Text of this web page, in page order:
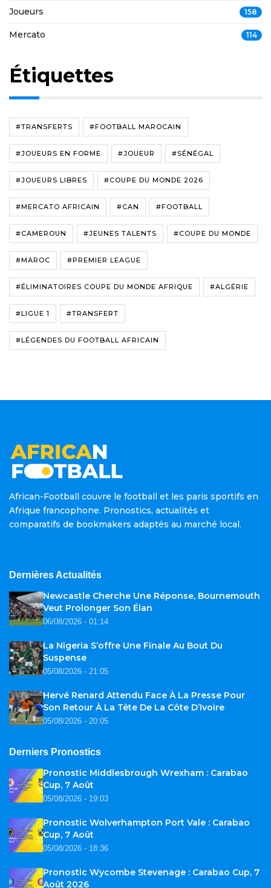
Joueurs 158
Mercato 114
Étiquettes
#TRANSFERTS #FOOTBALL MAROCAIN
#JOUEURS EN FORME #JOUEUR #SÉNÉGAL
#JOUEURS LIBRES #COUPE DU MONDE 2026
#MERCATO AFRICAIN #CAN #FOOTBALL
#CAMEROUN #JEUNES TALENTS #COUPE DU MONDE
#MAROC #PREMIER LEAGUE
#ÉLIMINATOIRES COUPE DU MONDE AFRIQUE #ALGÉRIE
#LIGUE 1 #TRANSFERT
#LÉGENDES DU FOOTBALL AFRICAIN
African-Football couvre le football et les paris sportifs en
Afrique francophone. Pronostics, actualités et
comparatifs de bookmakers adaptés au marché local.
Dernières Actualités
Newcastle Cherche Une Réponse, Bournemouth
Veut Prolonger Son Élan
06/08/2026 - 01:14
La Nigeria S’offre Une Finale Au Bout Du
Suspense
05/08/2026 - 21:05
Hervé Renard Attendu Face À La Presse Pour
Son Retour À La Tête De La Côte D’Ivoire
05/08/2026 - 20:05
Derniers Pronostics
Pronostic Middlesbrough Wrexham : Carabao
Cup, 7 Août
05/08/2026 - 19:03
Pronostic Wolverhampton Port Vale : Carabao
Cup, 7 Août
05/08/2026 - 18:36
Pronostic Wycombe Stevenage : Carabao Cup, 7
Août 2026